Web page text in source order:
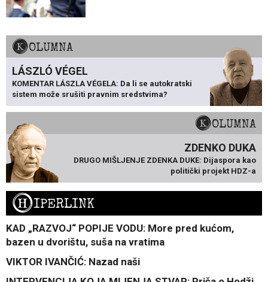
KOLUMNA
LÁSZLÓ VÉGEL
KOMENTAR LÁSZLA VÉGELA: Da li se autokratski
sistem može srušiti pravnim sredstvima?
KOLUMNA
ZDENKO DUKA
DRUGO MIŠLJENJE ZDENKA DUKE: Dijaspora kao
politički projekt HDZ-a
HIPERLINK
KAD „RAZVOJ“ POPIJE VODU: More pred kućom,
bazen u dvorištu, suša na vratima
VIKTOR IVANČIĆ: Nazad naši